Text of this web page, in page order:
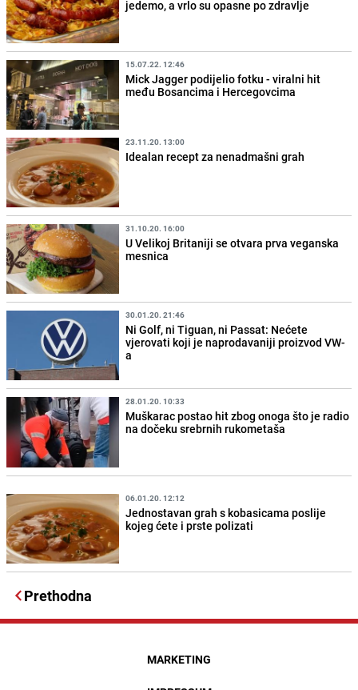
jedemo, a vrlo su opasne po zdravlje
15.07.22. 12:46
Mick Jagger podijelio fotku - viralni hit
među Bosancima i Hercegovcima
23.11.20. 13:00
Idealan recept za nenadmašni grah
31.10.20. 16:00
U Velikoj Britaniji se otvara prva veganska
mesnica
30.01.20. 21:46
Ni Golf, ni Tiguan, ni Passat: Nećete
vjerovati koji je naprodavaniji proizvod VW-
a
28.01.20. 10:33
Muškarac postao hit zbog onoga što je radio
na dočeku srebrnih rukometaša
06.01.20. 12:12
Jednostavan grah s kobasicama poslije
kojeg ćete i prste polizati
Prethodna
MARKETING